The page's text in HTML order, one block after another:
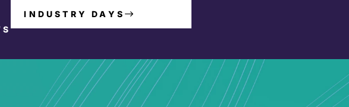
INDUSTRY DAYS